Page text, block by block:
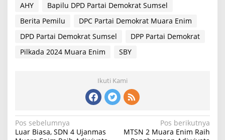
AHY
Bapilu DPD Partai Demokrat Sumsel
Berita Pemilu
DPC Partai Demokrat Muara Enim
DPD Partai Demokrat Sumsel
DPP Partai Demokrat
Pilkada 2024 Muara Enim
SBY
Ikuti Kami
Navigasi
Pos sebelumnya
Luar Biasa, SDN 4 Ujanmas
Pos berikutnya
MTSN 2 Muara Enim Raih